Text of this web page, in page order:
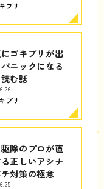
ブリ
ゴキブリが出
ニックになる
む話
ブリ
除のプロが直
正しいアシナ
対策の極意